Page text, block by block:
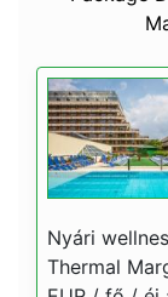
Nyári
Thermal